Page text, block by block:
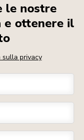
le nostre
ottenere il
sulla privacy